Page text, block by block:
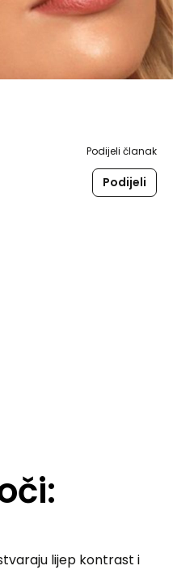
Podijeli članak
Podijeli
lijep kontrast i